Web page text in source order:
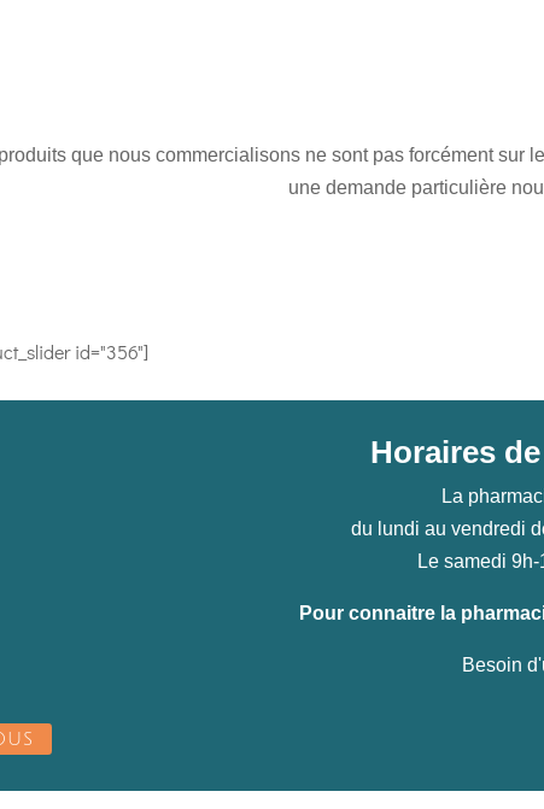
que nous commercialisons ne sont pas forcément sur
une demande particulière
id="356"]
Horaires
La
du lundi au vendredi
Le samedi
Pour connaitre la
Besoin